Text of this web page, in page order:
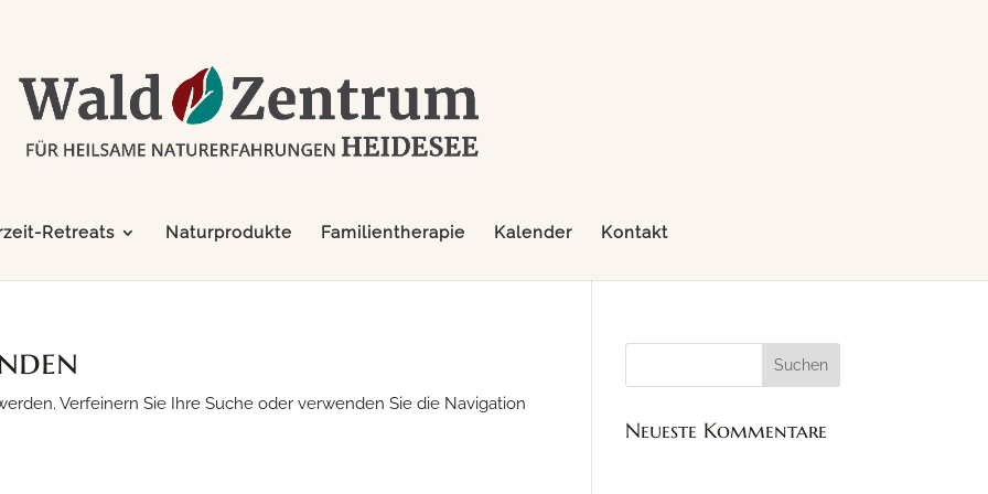
Retreats Naturprodukte Familientherapie Kalender Kontakt
Verfeinern Sie Ihre Suche oder verwenden Sie die Navigation
Neueste Kommentare